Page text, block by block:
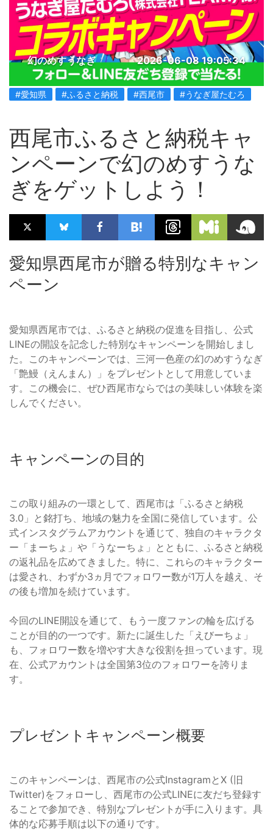
幻のめすうなぎ 2026-06-08 19:05:34
#愛知県 #ふるさと納税 #西尾市 #うなぎ屋たむろ
西尾市ふるさと納税キャ
ンペーンで幻のめすうな
ぎをゲットしよう！
愛知県西尾市が贈る特別なキャン
ペーン
愛知県西尾市では、ふるさと納税の促進を目指し、公式
LINEの開設を記念した特別なキャンペーンを開始しまし
た。このキャンペーンでは、三河一色産の幻のめすうなぎ
「艶鰻（えんまん）」をプレゼントとして用意していま
す。この機会に、ぜひ西尾市ならではの美味しい体験を楽
しんでください。
キャンペーンの目的
この取り組みの一環として、西尾市は「ふるさと納税
3.0」と銘打ち、地域の魅力を全国に発信しています。公
式インスタグラムアカウントを通じて、独自のキャラクタ
ー「まーちょ」や「うなーちょ」とともに、ふるさと納税
の返礼品を広めてきました。特に、これらのキャラクター
は愛され、わずか3ヵ月でフォロワー数が1万人を越え、そ
の後も増加を続けています。
今回のLINE開設を通じて、もう一度ファンの輪を広げる
ことが目的の一つです。新たに誕生した「えびーちょ」
も、フォロワー数を増やす大きな役割を担っています。現
在、公式アカウントは全国第3位のフォロワーを誇りま
す。
プレゼントキャンペーン概要
このキャンペーンは、西尾市の公式InstagramとX (旧
Twitter)をフォローし、西尾市の公式LINEに友だち登録す
ることで参加でき、特別なプレゼントが手に入ります。具
体的な応募手順は以下の通りです。